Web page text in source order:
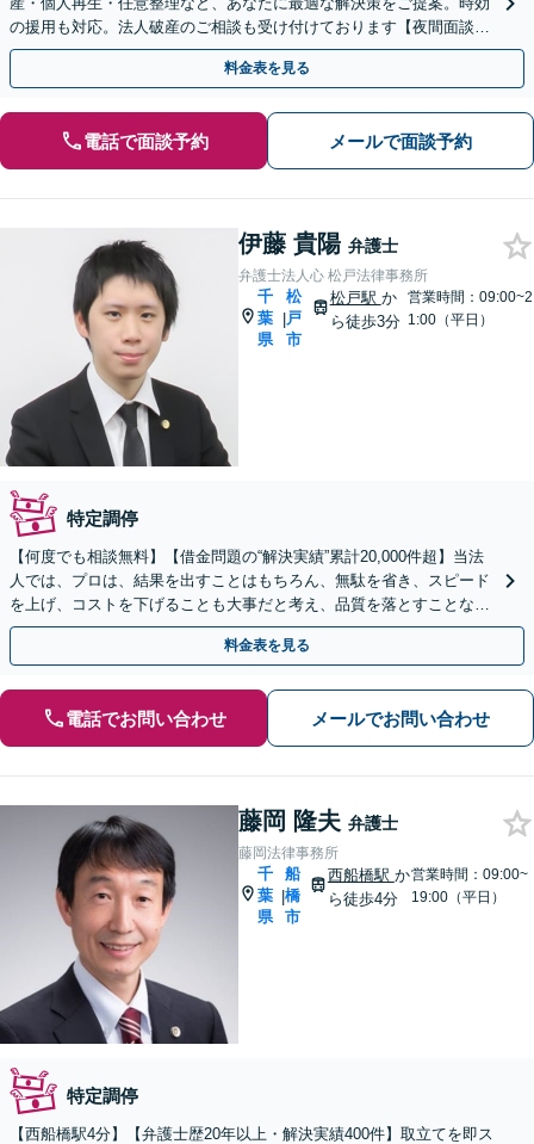
の援用も対応。法人破産のご相談も受け付けております【夜間面談
可】【完全個室】【葭川公園駅5分／千葉中央駅10分】
料金表を見る
電話で面談予約 メールで面談予約
伊藤 貴陽 弁護士
弁護士法人心 松戸法律事務所
千
葉
県
|
松
戸
市
松戸駅 か
ら徒歩3分
営業時間：09:00~2
1:00（平日）
特定調停
【何度でも相談無料】【借金問題の“解決実績”累計20,000件超】当法
人では、プロは、結果を出すことはもちろん、無駄を省き、スピード
を上げ、コストを下げることも大事だと考え、品質を落とすことな
く、費用を可能な限り安くすることにこだわります。
料金表を見る
電話でお問い合わせ メールでお問い合わせ
藤岡 隆夫 弁護士
藤岡法律事務所
千
葉
県
|
船
橋
市
西船橋駅 か
ら徒歩4分
営業時間：09:00~
19:00（平日）
特定調停
【西船橋駅4分】【弁護士歴20年以上・解決実績400件】取立てを即ス